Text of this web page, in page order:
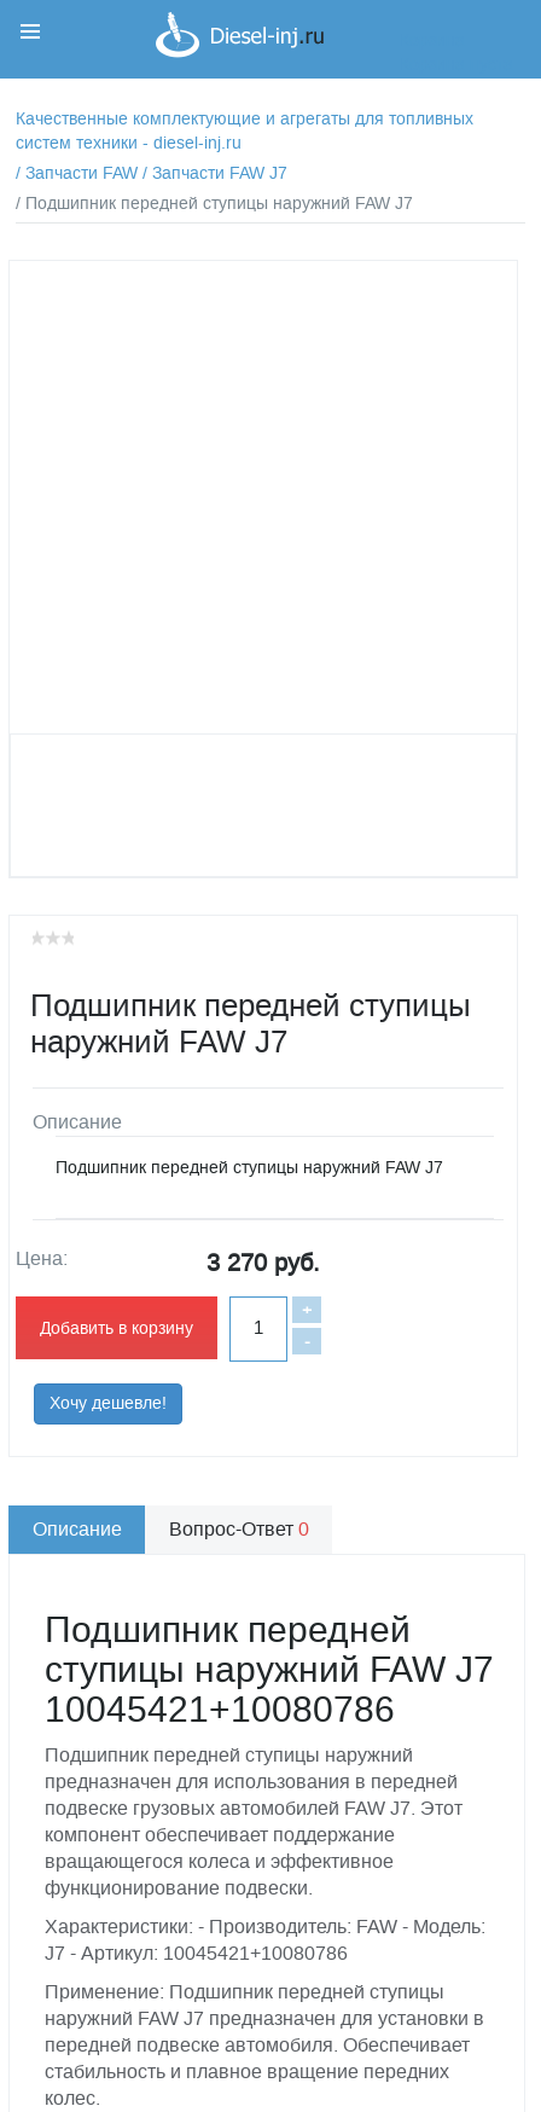
Качественные комплектующие и агрегаты для топливных
систем техники - diesel-inj.ru
/Запчасти FAW /Запчасти FAW J7
/ Подшипник передней ступицы наружний FAW J7
Подшипник передней ступицы
наружний FAW J7
Описание
Подшипник передней ступицы наружний FAW J7
Цена: 3 270 руб.
Добавить в корзину
-
+
Хочу дешевле!
Описание Вопрос-Ответ0
Подшипник передней
ступицы наружний FAW J7
10045421+10080786
Подшипник передней ступицы наружний
предназначен для использования в передней
подвеске грузовых автомобилей FAW J7. Этот
компонент обеспечивает поддержание
вращающегося колеса и эффективное
функционирование подвески.
Характеристики: - Производитель: FAW - Модель:
J7 - Артикул: 10045421+10080786
Применение: Подшипник передней ступицы
наружний FAW J7 предназначен для установки в
передней подвеске автомобиля. Обеспечивает
стабильность и плавное вращение передних
колес.